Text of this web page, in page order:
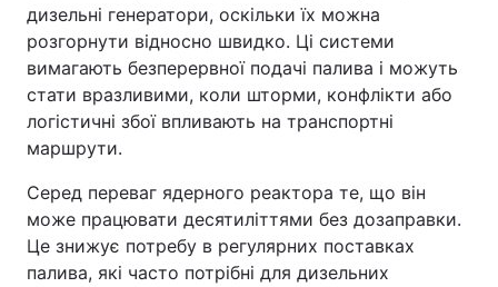
дизельні генератори, оскільки їх можна
розгорнути відносно швидко. Ці системи
вимагають безперервної подачі палива і можуть
стати вразливими, коли шторми, конфлікти або
логістичні збої впливають на транспортні
маршрути.
Серед переваг ядерного реактора те, що він
може працювати десятиліттями без дозаправки.
Це знижує потребу в регулярних поставках
палива, які часто потрібні для дизельних